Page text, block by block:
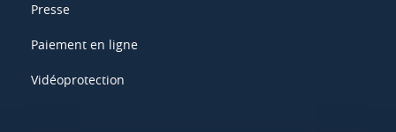
Presse
Paiement en ligne
Vidéoprotection